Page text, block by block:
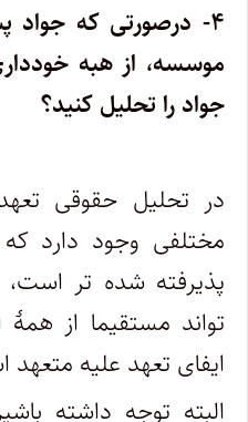
۴- درصورتی که
موسسه، از هبه
جواد را تحلیل کنید؟
در تحلیل حقوقی
مختلفی وجود دارد
پذیرفته شده تر
تواند مستقیما از همۀ
ایفای تعهد علیه متعهد
البته توجه داشته